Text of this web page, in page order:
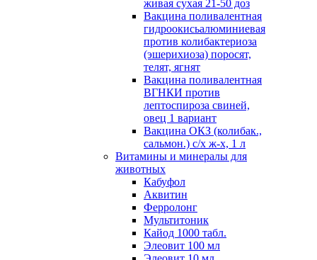
живая сухая 21-50 доз
Вакцина поливалентная
гидроокисьалюминиевая
против колибактериоза
(эшерихиоза) поросят,
телят, ягнят
Вакцина поливалентная
ВГНКИ против
лептоспироза свиней,
овец 1 вариант
Вакцина ОКЗ (колибак.,
сальмон.) с/х ж-х, 1 л
Витамины и минералы для
животных
Кабуфол
Аквитин
Ферролонг
Мультитоник
Кайод 1000 табл.
Элеовит 100 мл